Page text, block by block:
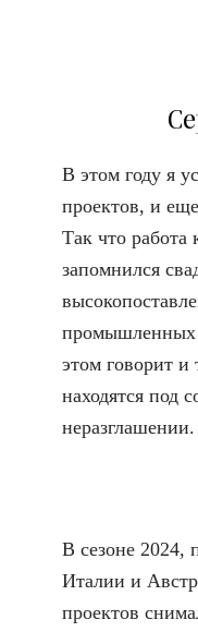
В этом году я
проектов, и
Так что работа
запомнился
промышленных
этом говорит и
находятся под
неразглашении.
В сезоне 2024,
Италии и
проектов